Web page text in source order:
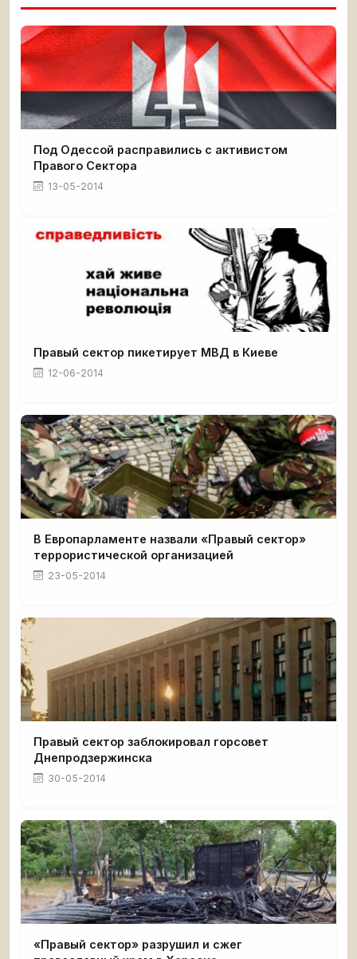
Под Одессой расправились с активистом
Правого Сектора
13-05-2014
Правый сектор пикетирует МВД в Киеве
12-06-2014
В Европарламенте назвали «Правый сектор»
террористической организацией
23-05-2014
Правый сектор заблокировал горсовет
Днепродзержинска
30-05-2014
«Правый сектор» разрушил и сжег